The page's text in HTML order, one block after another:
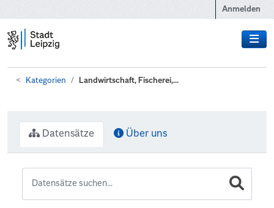
Anmelden
Kategorien Landwirtschaft, Fischerei,...
Datensätze Über uns